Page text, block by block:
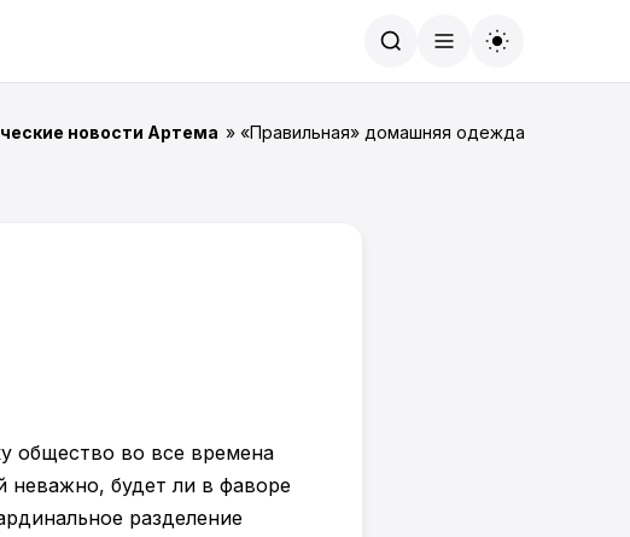
новости Артема » «Правильная» домашняя одежда
общество во все времена
неважно, будет ли в фаворе
разделение